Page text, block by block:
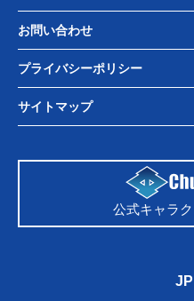
お問い合わせ
プライバシーポリシー
サイトマップ
公式キャラ
JP